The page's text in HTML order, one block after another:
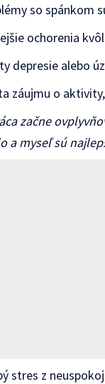
so spánkom
ochorenia
depresie alebo
záujmu o
začne
a myseľ sú
stres z